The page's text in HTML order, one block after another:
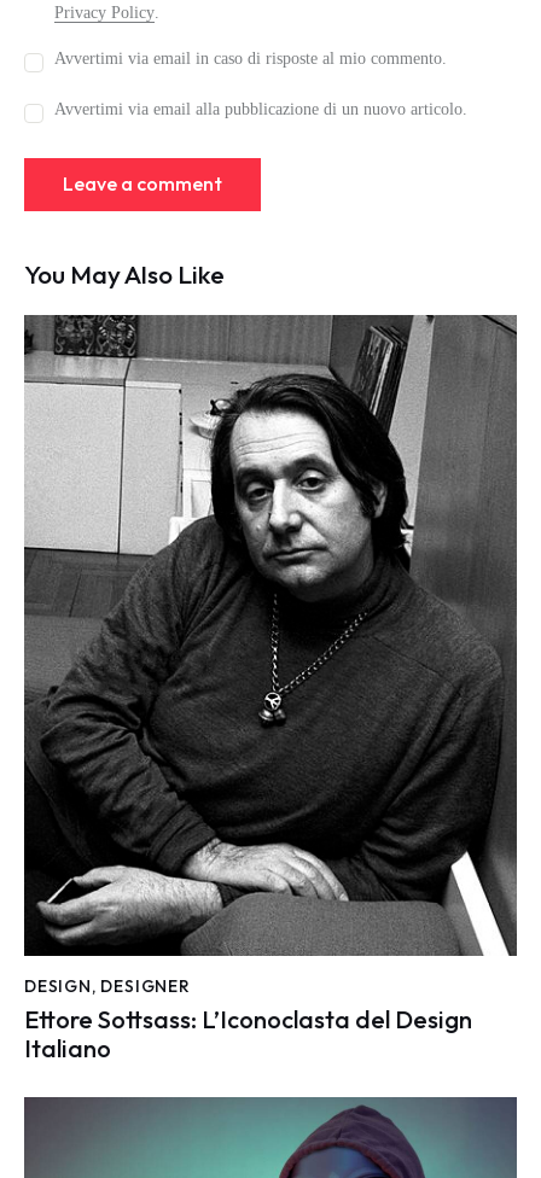
Privacy Policy.
Avvertimi via email in caso di risposte al mio commento.
Avvertimi via email alla pubblicazione di un nuovo articolo.
You May Also Like
DESIGN, DESIGNER
Ettore Sottsass: L’Iconoclasta del Design
Italiano